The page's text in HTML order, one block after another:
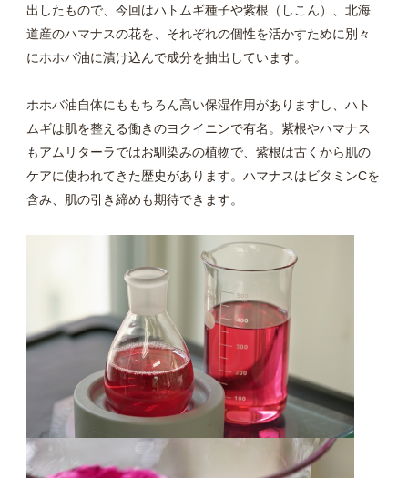
出したもので、今回はハトムギ種子や紫根（しこん）、北海
道産のハマナスの花を、それぞれの個性を活かすために別々
にホホバ油に漬け込んで成分を抽出しています。
ホホバ油自体にももちろん高い保湿作用がありますし、ハト
ムギは肌を整える働きのヨクイニンで有名。紫根やハマナス
もアムリターラではお馴染みの植物で、紫根は古くから肌の
ケアに使われてきた歴史があります。ハマナスはビタミンCを
含み、肌の引き締めも期待できます。